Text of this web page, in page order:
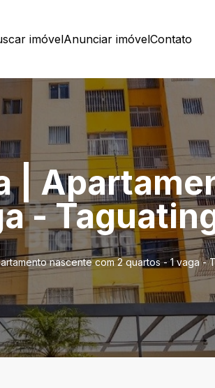
imóvelAnunciar imóvelContato
|
-
nascente com 2 quartos - 1 vaga -